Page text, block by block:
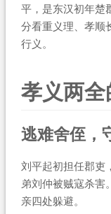
平，是东汉初年楚
分看重义理、孝顺
行义。
孝义两
逃难舍侄，
刘平起初担任郡吏
弟刘仲被贼寇杀害
亲四处躲避。